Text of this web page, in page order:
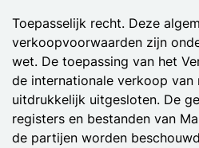
Toepasselijk recht. Deze
verkoopvoorwaarden zijn
wet. De toepassing van het
de internationale verkoop van
uitdrukkelijk uitgesloten. De
registers en bestanden van
de partijen worden